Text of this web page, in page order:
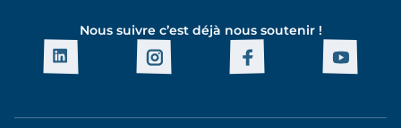
Nous suivre c’est déjà nous soutenir !